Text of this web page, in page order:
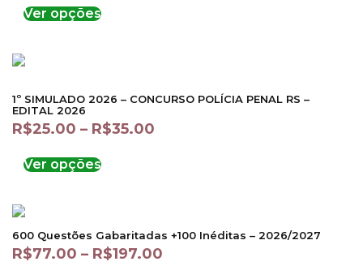
Ver opções
1º SIMULADO 2026 – CONCURSO POLÍCIA PENAL RS –
EDITAL 2026
R$25.00 – R$35.00
Ver opções
600 Questões Gabaritadas +100 Inéditas – 2026/2027
R$77.00 – R$197.00